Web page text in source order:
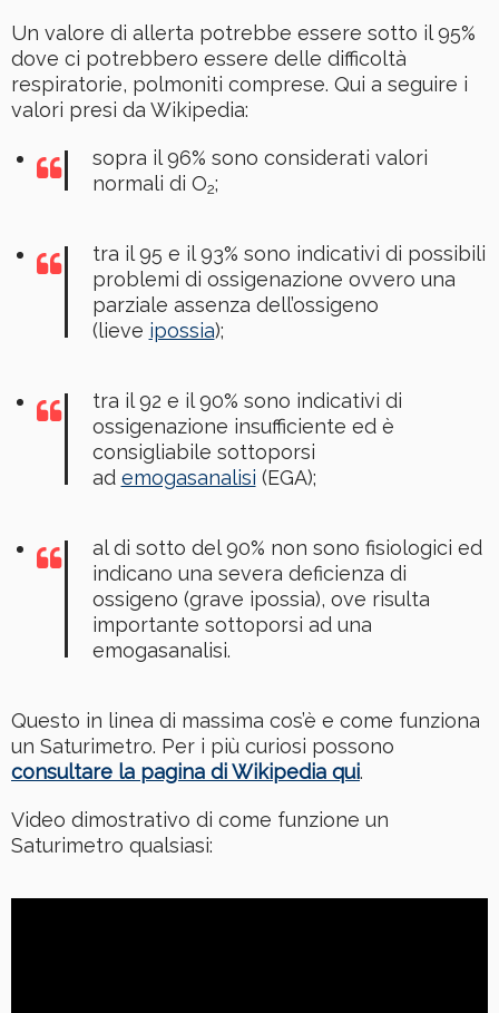
Un valore di allerta potrebbe essere sotto il 95%
dove ci potrebbero essere delle difficoltà
respiratorie, polmoniti comprese. Qui a seguire i
valori presi da Wikipedia:
sopra il 96% sono considerati valori
normali di O2;
tra il 95 e il 93% sono indicativi di possibili
problemi di ossigenazione ovvero una
parziale assenza dell’ossigeno
(lieve ipossia);
tra il 92 e il 90% sono indicativi di
ossigenazione insufficiente ed è
consigliabile sottoporsi
ad emogasanalisi (EGA);
al di sotto del 90% non sono fisiologici ed
indicano una severa deficienza di
ossigeno (grave ipossia), ove risulta
importante sottoporsi ad una
emogasanalisi.
Questo in linea di massima cos’è e come funziona
un Saturimetro. Per i più curiosi possono
consultare la pagina di Wikipedia qui.
Video dimostrativo di come funzione un
Saturimetro qualsiasi: